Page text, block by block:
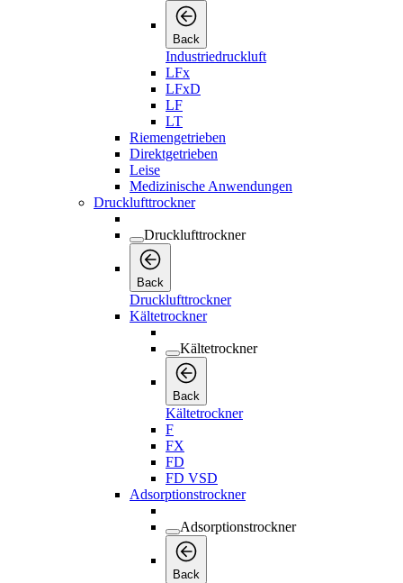
Back
Industriedruckluft
LFx
LFxD
LF
LT
Riemengetrieben
Direktgetrieben
Leise
Medizinische Anwendungen
Drucklufttrockner
Drucklufttrockner
Back
Drucklufttrockner
Kältetrockner
Kältetrockner
Back
Kältetrockner
F
FX
FD
FD VSD
Adsorptionstrockner
Adsorptionstrockner
Back